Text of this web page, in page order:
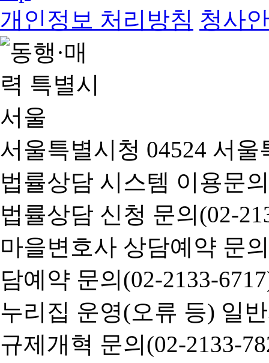
개인정보 처리방침 청사
서울특별시청 04524 서
법률상담 시스템 이용문
법률상담 신청 문의(02-
마을변호사 상담예약 문
담예약 문의(02-2133-
누리집 운영(오류 등) 일
규제개혁 문의(02-2133-